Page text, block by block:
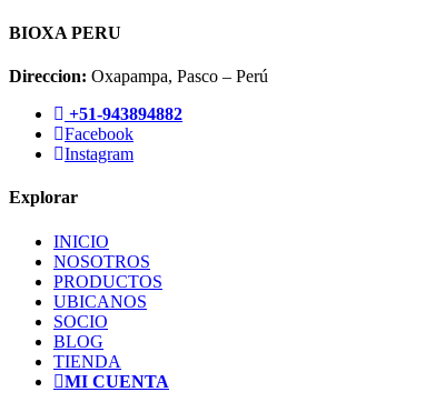
BIOXA PERU
Direccion: Oxapampa, Pasco – Perú
+51-943894882
Facebook
Instagram
Explorar
INICIO
NOSOTROS
PRODUCTOS
UBICANOS
SOCIO
BLOG
TIENDA
MI CUENTA